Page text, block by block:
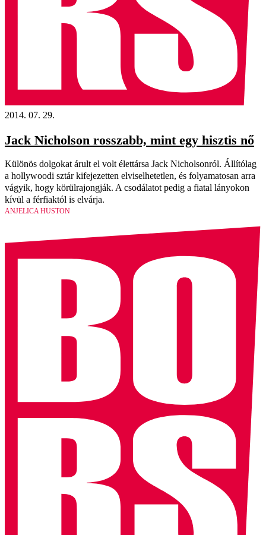
2014. 07. 29.
Jack Nicholson rosszabb, mint egy hisztis nő
Különös dolgokat árult el volt élettársa Jack Nicholsonról. Állítólag
a hollywoodi sztár kifejezetten elviselhetetlen, és folyamatosan arra
vágyik, hogy körülrajongják. A csodálatot pedig a fiatal lányokon
kívül a férfiaktól is elvárja.
ANJELICA HUSTON